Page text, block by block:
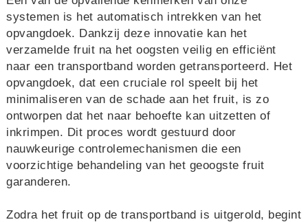
systemen is het automatisch intrekken van het
opvangdoek. Dankzij deze innovatie kan het
verzamelde fruit na het oogsten veilig en efficiënt
naar een transportband worden getransporteerd. Het
opvangdoek, dat een cruciale rol speelt bij het
minimaliseren van de schade aan het fruit, is zo
ontworpen dat het naar behoefte kan uitzetten of
inkrimpen. Dit proces wordt gestuurd door
nauwkeurige controlemechanismen die een
voorzichtige behandeling van het geoogste fruit
garanderen.
Zodra het fruit op de transportband is uitgerold, begint